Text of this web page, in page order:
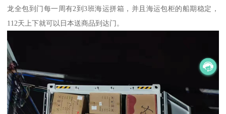
龙全包到门每一周有2到3班海运拼箱，并且海运包柜的船期稳定，
112天上下就可以日本送商品到达门。